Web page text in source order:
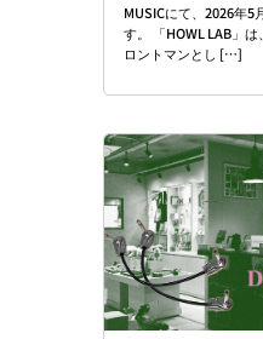
MUSICにて、2026年5
す。 「HOWL LAB」は
ロントマンとし […]